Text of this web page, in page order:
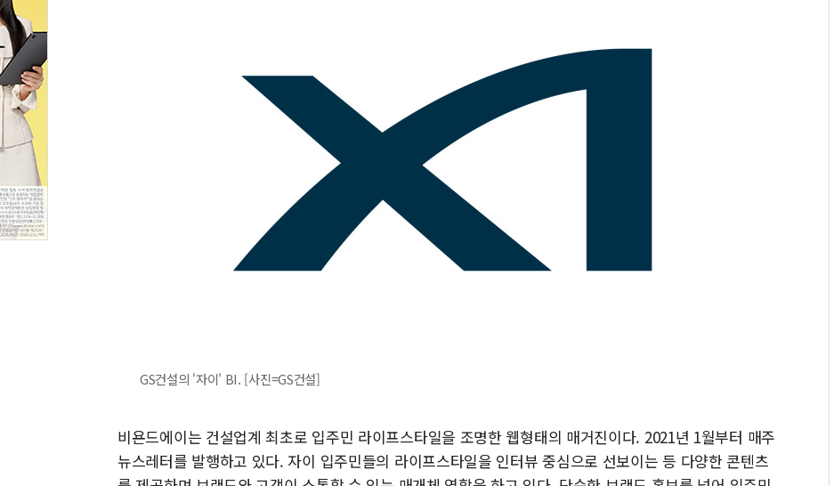
GS건설의 '자이' BI. [사진=GS건설]
비욘드에이는 건설업계 최초로 입주민 라이프스타일을 조명한 웹형태의 매거진이다. 2021년 1월부터 매주
뉴스레터를 발행하고 있다. 자이 입주민들의 라이프스타일을 인터뷰 중심으로 선보이는 등 다양한 콘텐츠